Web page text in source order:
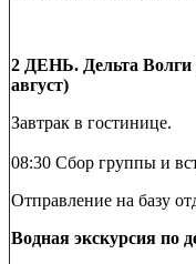
2 ДЕНЬ. Дельта Волги
август)
Завтрак в гостинице.
08:30 Сбор группы и
Отправление на базу
Водная экскурсия по